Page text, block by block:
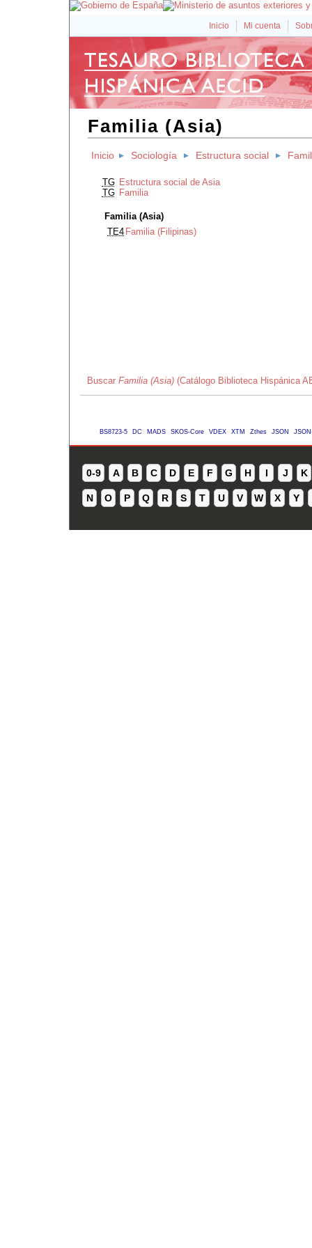
Inicio Mi cuenta
Familia (Asia)
Inicio Sociología Estructura social
TG Estructura social de Asia
TG Familia
Familia (Asia)
TE4 Familia (Filipinas)
Buscar Familia (Asia) (Catálogo Biblioteca Hispánica
BS8723-5 DC MADS SKOS-Core VDEX XTM Zthes JSON
0-9 A B C D E F G H I J K
N O P Q R S T U V W X Y